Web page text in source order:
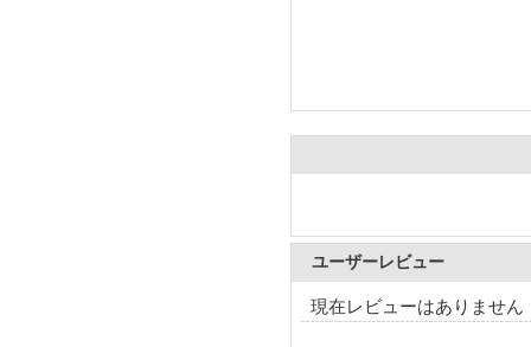
ユーザーレビュー
現在レビューはありません